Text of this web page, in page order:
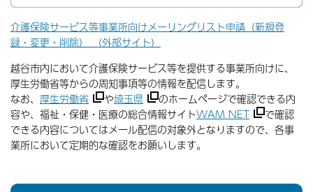
介護保険サービス等事業所向けメーリングリスト申請（新規登
録・変更・削除） （外部サイト）
越谷市内において介護保険サービス等を提供する事業所向けに、
厚生労働省等からの周知事項等の情報を配信します。
なお、 厚生労働省 や埼玉県
のホームページで確認できる内
容や、福祉・保健・医療の総合情報サイトWAM NET
で確認
できる内容についてはメール配信の対象外となりますので、各事
業所において定期的な確認をお願いします。